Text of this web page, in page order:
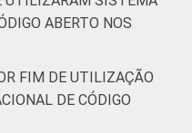
de ABERTO NOS
FIM DE UTILIZAÇÃO
DE CÓDIGO